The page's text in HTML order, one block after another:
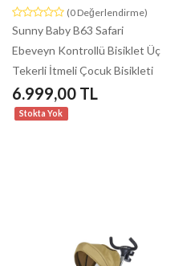
(0 Değerlendirme)
Sunny Baby B63 Safari
Ebeveyn Kontrollü Bisiklet Üç
Tekerli İtmeli Çocuk Bisikleti
6.999,00 TL
Stokta Yok